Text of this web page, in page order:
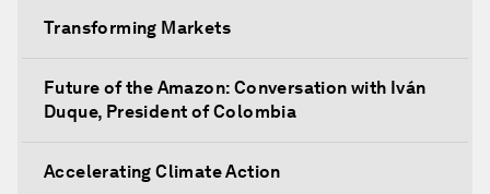
Transforming Markets
Future of the Amazon: Conversation with Iván
Duque, President of Colombia
Accelerating Climate Action